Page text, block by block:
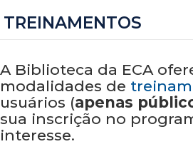
TREINAMENTOS
A Biblioteca da ECA
modalidades de
usuários (apenas
sua inscrição no
interesse.